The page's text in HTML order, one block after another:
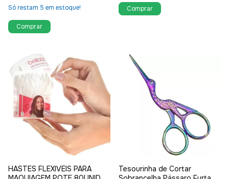
Só restam 5 em estoque!
HASTES FLEXIVEIS PARA
Tesourinha de Cortar